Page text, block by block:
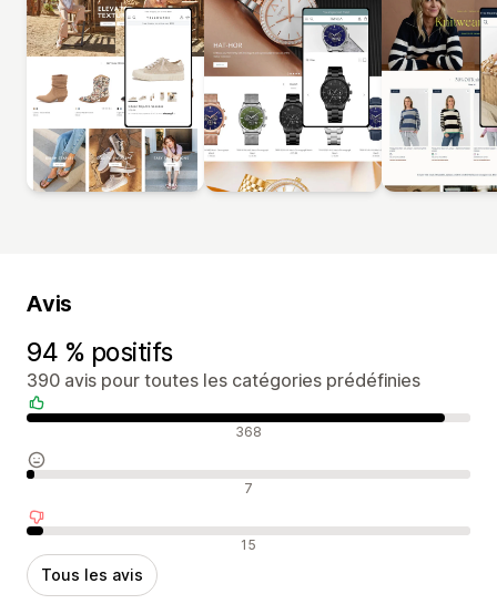
Avis
94 % positifs
390 avis pour toutes les catégories prédéfinies
Avis positifs 368
Avis neutres 7
Avis négatifs 15
Tous les avis